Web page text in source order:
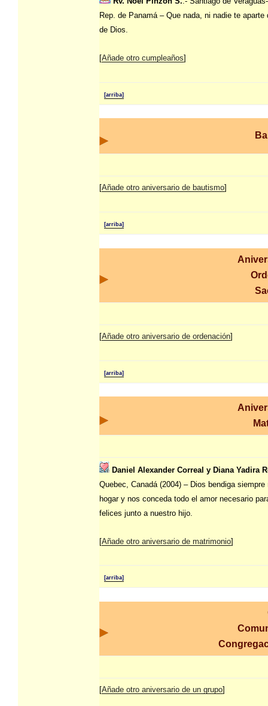
Rep. de Panamá – Que nada, ni nadie te aparte
de Dios.
[Añade otro cumpleaños]
[arriba]
[Añade otro aniversario de bautismo]
[arriba]
[Añade otro aniversario de ordenación]
[arriba]
Daniel Alexander Correal y Diana Yadira
Quebec, Canadá (2004) – Dios bendiga siempre
hogar y nos conceda todo el amor necesario
felices junto a nuestro hijo.
[Añade otro aniversario de matrimonio]
[arriba]
[Añade otro aniversario de un grupo]